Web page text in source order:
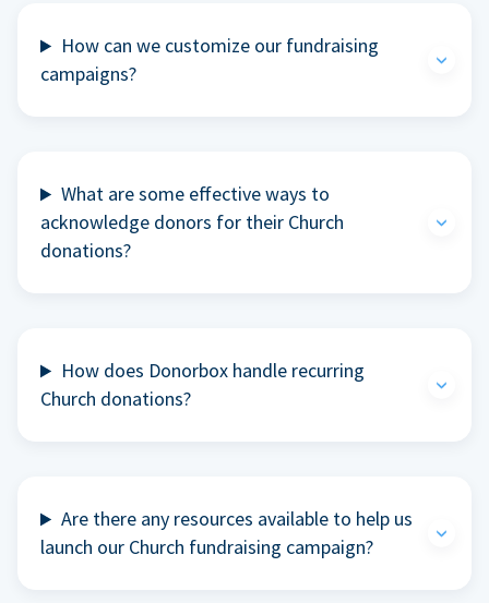
How can we customize our fundraising
campaigns?
What are some effective ways to
acknowledge donors for their Church
donations?
How does Donorbox handle recurring
Church donations?
Are there any resources available to help us
launch our Church fundraising campaign?